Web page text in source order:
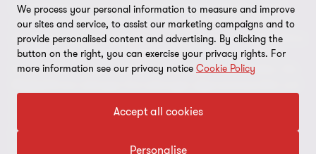
Steuerberatungs- und andere Beratungs-leistungen (insgesamt
„Leistungen“) für ihre Mandanten erbringen. Die Grant Thornton
AG Wirtschaftsprüfungsgesellschaft ist die deutsche Mitgliedsfirma
von GTIL. GTIL und deren Mitgliedsfirmen sind keine weltweite
Partnerschaft, sondern rechtlich selbständige Gesellschaften. Die
nicht tätige Dachorganisation erbringt GTIL keine Leistungen
gegenüber Mandanten. Sämtliche Bezeichnungen richten sich an
We process your personal information to measure and improve
our sites and service, to assist our marketing campaigns and to
provide personalised content and advertising. By clicking the
button on the right, you can exercise your privacy rights. For
more information see our privacy notice Cookie Policy
Accept all cookies
Personalise